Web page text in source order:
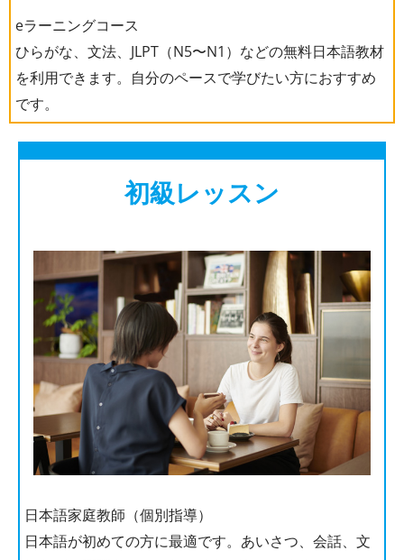
eラーニングコース
ひらがな、文法、JLPT（N5〜N1）などの無料日本語教材
を利用できます。自分のペースで学びたい方におすすめ
です。
初級レッスン
日本語家庭教師（個別指導）
日本語が初めての方に最適です。あいさつ、会話、文